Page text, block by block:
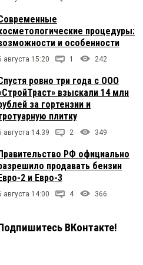
процедуры:
и особенности
августа 15:20 1 242
ровно три года с ООО
взыскали 14 млн
за гортензии и
плитку
августа 14:39 2 349
РФ официально
продавать бензин
2 и Евро-3
августа 14:00 4 366
ВКонтакте!